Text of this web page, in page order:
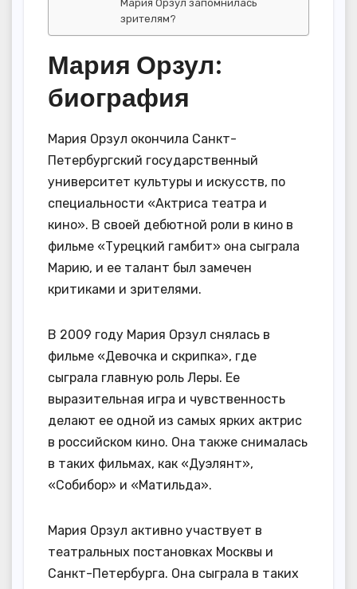
Мария Орзул запомнилась
зрителям?
Мария Орзул:
биография
Мария Орзул окончила Санкт-
Петербургский государственный
университет культуры и искусств, по
специальности «Актриса театра и
кино». В своей дебютной роли в кино в
фильме «Турецкий гамбит» она сыграла
Марию, и ее талант был замечен
критиками и зрителями.
В 2009 году Мария Орзул снялась в
фильме «Девочка и скрипка», где
сыграла главную роль Леры. Ее
выразительная игра и чувственность
делают ее одной из самых ярких актрис
в российском кино. Она также снималась
в таких фильмах, как «Дуэлянт»,
«Собибор» и «Матильда».
Мария Орзул активно участвует в
театральных постановках Москвы и
Санкт-Петербурга. Она сыграла в таких